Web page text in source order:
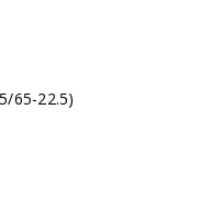
65-22.5)